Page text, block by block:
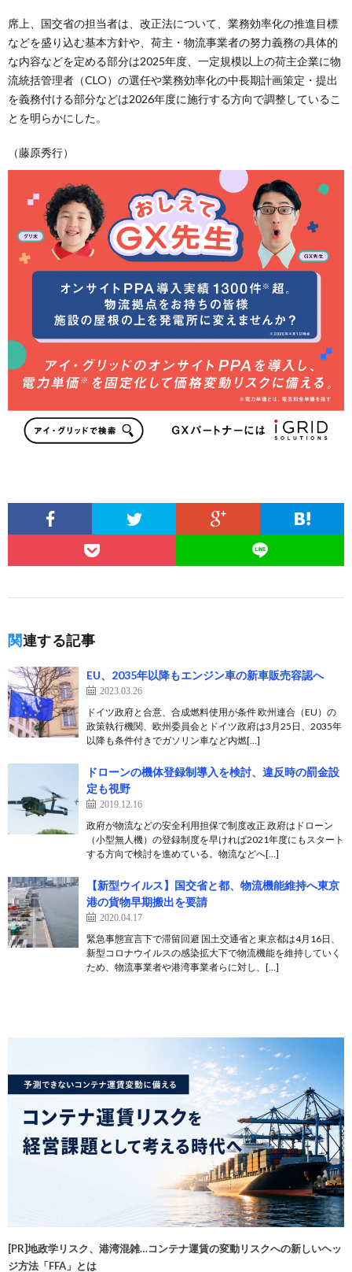
席上、国交省の担当者は、改正法について、業務効率化の推進目標
などを盛り込む基本方針や、荷主・物流事業者の努力義務の具体的
な内容などを定める部分は2025年度、一定規模以上の荷主企業に物
流統括管理者（CLO）の選任や業務効率化の中長期計画策定・提出
を義務付ける部分などは2026年度に施行する方向で調整しているこ
とを明らかにした。
（藤原秀行）
関連する記事
EU、2035年以降もエンジン車の新車販売容認へ
2023.03.26
ドイツ政府と合意、合成燃料使用が条件 欧州連合（EU）の
政策執行機関、欧州委員会とドイツ政府は3月25日、2035年
以降も条件付きでガソリン車など内燃[…]
ドローンの機体登録制導入を検討、違反時の罰金設
定も視野
2019.12.16
政府が物流などの安全利用担保で制度改正 政府はドローン
（小型無人機）の登録制度を早ければ2021年度にもスタート
する方向で検討を進めている。物流などへ[…]
【新型ウイルス】国交省と都、物流機能維持へ東京
港の貨物早期搬出を要請
2020.04.17
緊急事態宣言下で滞留回避 国土交通省と東京都は4月16日、
新型コロナウイルスの感染拡大下で物流機能を維持していく
ため、物流事業者や港湾事業者らに対し、[…]
[PR]地政学リスク、港湾混雑…コンテナ運賃の変動リスクへの新しいヘッ
ジ方法「FFA」とは